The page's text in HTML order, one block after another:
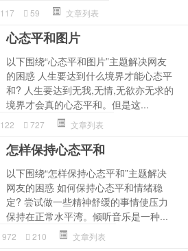
117 59 文章列表
心态平和图片
以下围绕“心态平和图片”主题解决网友
的困惑 人生要达到什么境界才能心态平
和? 人生要达到无我,无情,无欲亦无求的
境界才会真的心态平和。但是这...
122 727 文章列表
怎样保持心态平和
以下围绕“怎样保持心态平和”主题解决
网友的困惑 如何保持心态平和情绪稳
定? 尝试做一些精神舒缓的事情使压力
保持在正常水平湾。倾听音乐是一种...
972 210 文章列表